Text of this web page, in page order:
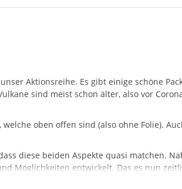
Aktionsreihe. Es gibt einige schöne
sind meist schon älter, also vor
oben offen sind (also ohne Folie).
diese beiden Aspekte quasi matchen.
Möglichkeiten entwickelt. Das es nun
ausmachte. Angebote, Kreationen,